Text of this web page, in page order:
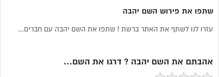
שתפו את פירוש השם יהבה
עזרו לנו לשתף את האתר ברשת ! שתפו את השם יהבה עם חברים...
אהבתם את השם יהבה ? דרגו את השם...